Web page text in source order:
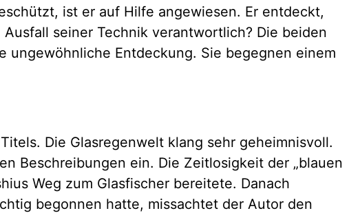
ist er auf Hilfe angewiesen. Er entdeckt,
seiner Technik verantwortlich? Die beiden
ungewöhnliche Entdeckung. Sie begegnen einem
Die Glasregenwelt klang sehr geheimnisvoll.
Beschreibungen ein. Die Zeitlosigkeit der „blauen
Weg zum Glasfischer bereitete. Danach
begonnen hatte, missachtet der Autor den